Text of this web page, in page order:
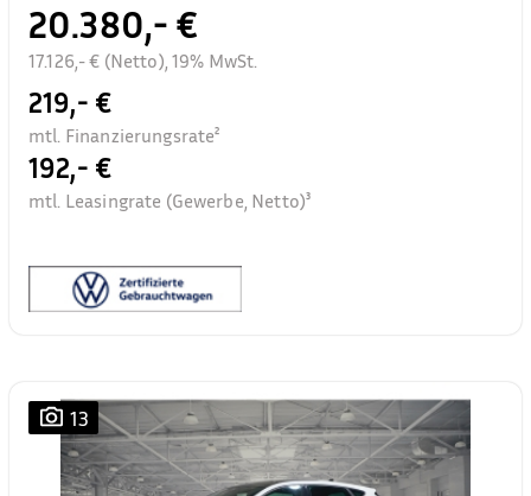
20.380,- €
17.126,- € (Netto), 19% MwSt.
219,- €
mtl. Finanzierungsrate²
192,- €
mtl. Leasingrate (Gewerbe, Netto)³
13